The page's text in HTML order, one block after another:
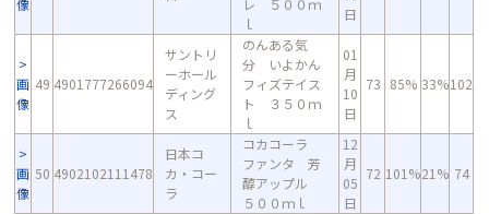
像
レ ５００ｍ
ｌ
日
画
像
49 4901777266094
サントリ
ーホール
ディング
ス
のんある気
分 いよかん
フィズテイス
ト ３５０ｍ
ｌ
01
月
10
日
73 85% 33%102
画
像
50 4902102111478
日本コ
カ・コー
ラ
コカコーラ
ファンタ 芳
醇アップル
５００ｍｌ
12
月
05
日
72 101%21% 74